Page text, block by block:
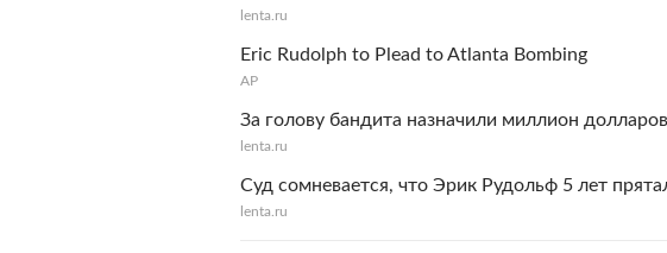
lenta.ru
Eric Rudolph to Plead to Atlanta Bombing
АР
За голову бандита назначили миллион
lenta.ru
Суд сомневается, что Эрик Рудольф 5 лет
lenta.ru